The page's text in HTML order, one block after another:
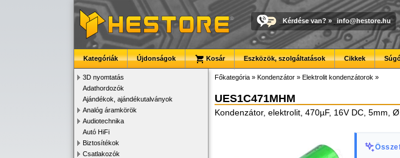
Kérdése van? » info@hestore.hu
Kategóriák Újdonságok Kosár Eszközök, szolgáltatások Cikkek
3D nyomtatás
Adathordozók
Ajándékok, ajándékutalványok
Analóg áramkörök
Audiotechnika
Autó HiFi
Biztosítékok
Csatlakozók
Főkategória » Kondenzátor » Elektrolit kondenzátorok »
UES1C471MHM
Kondenzátor, elektrolit, 470µF, 16V DC, 5mm,